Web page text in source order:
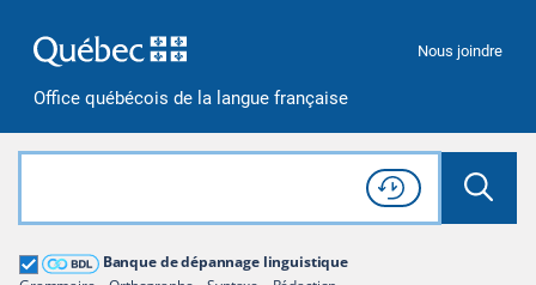
Office québécois de la langue française
Nous joindre
Rechercher dans tout le site
Lancer
Consulter l'
Historique
de recherche
Banque de dépannage linguistique
Grand dictionnaire terminologique